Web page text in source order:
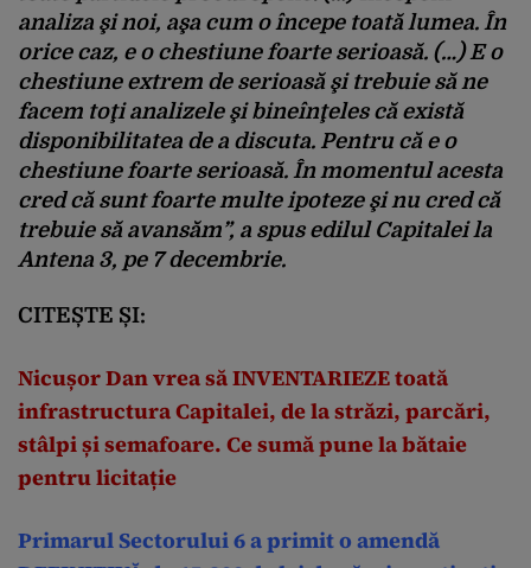
analiza şi noi, aşa cum o începe toată lumea. În
orice caz, e o chestiune foarte serioasă. (…) E o
chestiune extrem de serioasă şi trebuie să ne
facem toţi analizele şi bineînţeles că există
disponibilitatea de a discuta. Pentru că e o
chestiune foarte serioasă. În momentul acesta
cred că sunt foarte multe ipoteze şi nu cred că
trebuie să avansăm”, a spus edilul Capitalei la
Antena 3, pe 7 decembrie.
CITEȘTE ȘI:
Nicușor Dan vrea să INVENTARIEZE toată
infrastructura Capitalei, de la străzi, parcări,
stâlpi și semafoare. Ce sumă pune la bătaie
pentru licitație
Primarul Sectorului 6 a primit o amendă